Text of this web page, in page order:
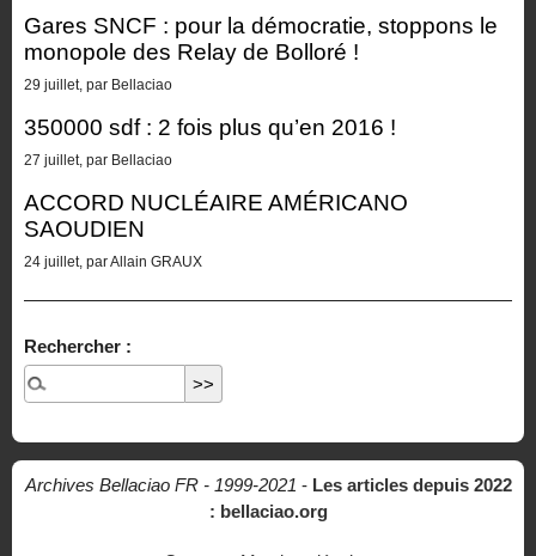
Gares SNCF : pour la démocratie, stoppons le
monopole des Relay de Bolloré !
29 juillet, par Bellaciao
350000 sdf : 2 fois plus qu’en 2016 !
27 juillet, par Bellaciao
ACCORD NUCLÉAIRE AMÉRICANO
SAOUDIEN
24 juillet, par Allain GRAUX
Rechercher :
Archives Bellaciao FR - 1999-2021 - Les articles depuis 2022
: bellaciao.org